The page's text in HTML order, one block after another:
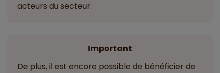
acteurs du secteur.
Important
De plus, il est encore possible de bénéficier de